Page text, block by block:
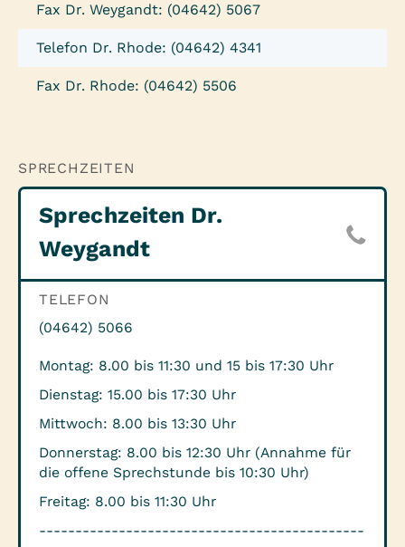
Fax Dr. Weygandt: (04642) 5067
Telefon Dr. Rhode: (04642) 4341
Fax Dr. Rhode: (04642) 5506
SPRECHZEITEN
Sprechzeiten Dr.
Weygandt
TELEFON
(04642) 5066
Montag: 8.00 bis 11:30 und 15 bis 17:30 Uhr
Dienstag: 15.00 bis 17:30 Uhr
Mittwoch: 8.00 bis 13:30 Uhr
Donnerstag: 8.00 bis 12:30 Uhr (Annahme für
die offene Sprechstunde bis 10:30 Uhr)
Freitag: 8.00 bis 11:30 Uhr
---------------------------------------------